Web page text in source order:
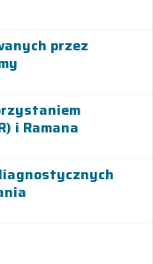
przez
i Ramana